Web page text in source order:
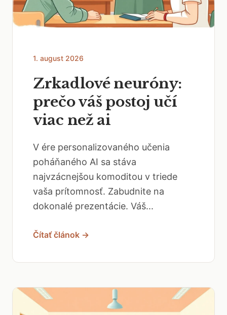
1. august 2026
Zrkadlové neuróny:
prečo váš postoj učí
viac než ai
V ére personalizovaného učenia
poháňaného AI sa stáva
najvzácnejšou komoditou v triede
vaša prítomnosť. Zabudnite na
dokonalé prezentácie. Váš...
Čítať článok →